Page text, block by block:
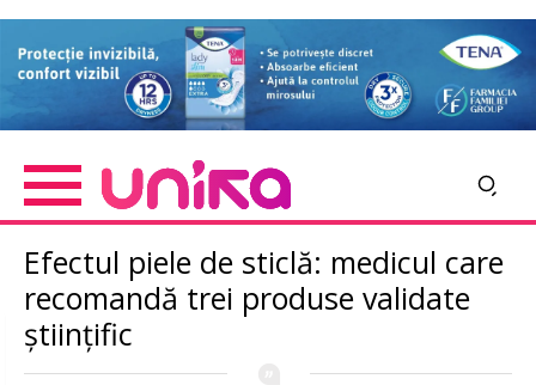
to
content
Efectul piele de sticlă: medicul care
recomandă trei produse validate
științific